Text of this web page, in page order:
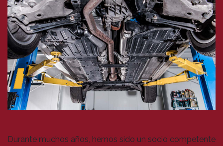
Durante muchos años, hemos sido un socio competente